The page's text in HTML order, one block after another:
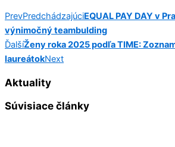
PrevPredchádzajúciEQUAL PAY DAY v
výnimočný teambulding
ĎalšíŽeny roka 2025 podľa TIME:
laureátokNext
Aktuality
Súvisiace články